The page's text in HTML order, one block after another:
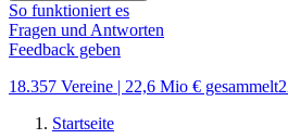
So funktioniert es
Fragen und Antworten
Feedback geben
18.357 Vereine | 22,6 Mio € gesammelt
Startseite